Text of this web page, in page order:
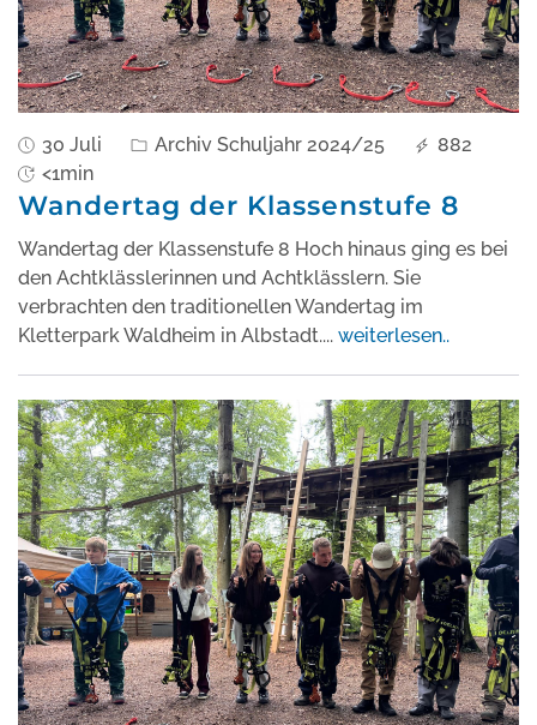
30 Juli Archiv Schuljahr 2024/25
882
<1min
Wandertag der Klassenstufe 8
Wandertag der Klassenstufe 8 Hoch hinaus ging es bei
den Achtklässlerinnen und Achtklässlern. Sie
verbrachten den traditionellen Wandertag im
Kletterpark Waldheim in Albstadt.... weiterlesen..